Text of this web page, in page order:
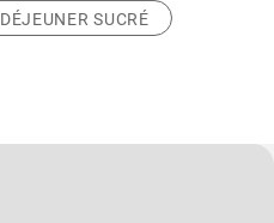
DÉJEUNER SUCRÉ